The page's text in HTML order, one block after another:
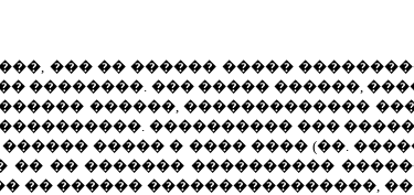
��� �� ������ �����
��������. ��� ����� ������,
������, �������������
���������� ���
����� � ���� ���� (��.
�� ������� ����������
�� ������ ����������������,